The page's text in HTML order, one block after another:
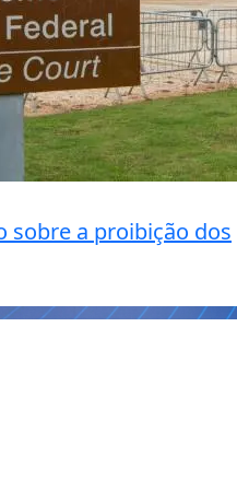
sobre a proibição dos